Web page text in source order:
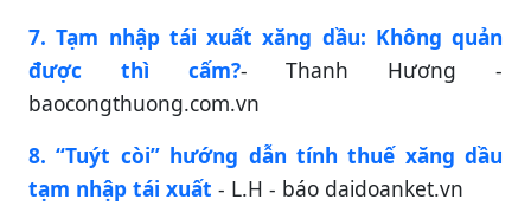
7. Tạm nhập tái xuất xăng dầu: Không quản
được thì cấm?- Thanh Hương -
baocongthuong.com.vn
8. “Tuýt còi” hướng dẫn tính thuế xăng dầu
tạm nhập tái xuất - L.H - báo daidoanket.vn